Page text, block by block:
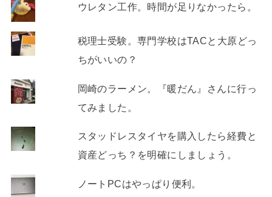
ウレタン工作。時間が足りなかったら。
税理士受験。専門学校はTACと大原どっ
ちがいいの？
岡崎のラーメン。『暖だん』さんに行っ
てみました。
スタッドレスタイヤを購入したら経費と
資産どっち？を明確にしましょう。
ノートPCはやっぱり便利。